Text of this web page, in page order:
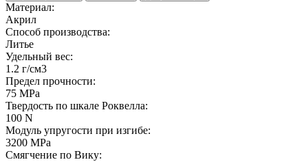
Материал:
Акрил
Способ производства:
Литье
Удельный вес:
1.2 г/см3
Предел прочности:
75 MPa
Твердость по шкале Роквелла:
100 N
Модуль упругости при изгибе:
3200 MPa
Смягчение по Вику: